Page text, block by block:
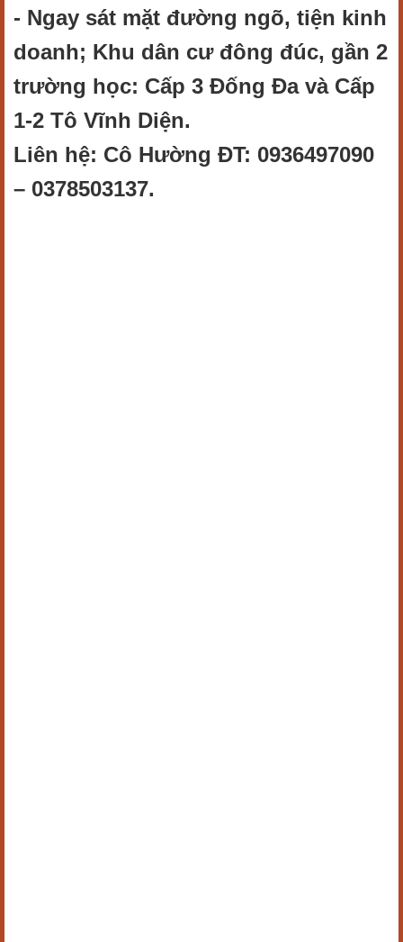
- Ngay sát mặt đường ngõ, tiện kinh
doanh; Khu dân cư đông đúc, gần 2
trường học: Cấp 3 Đống Đa và Cấp
1-2 Tô Vĩnh Diện.
Liên hệ: Cô Hường ĐT: 0936497090
– 0378503137.